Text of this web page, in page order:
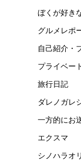
ぼくが好き
グルメレポ
自己紹介・
プライベー
旅行日記
ダレノガレ
一方的にお
エクスマ
シノハラオ